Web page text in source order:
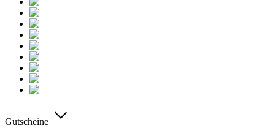
Gutscheine